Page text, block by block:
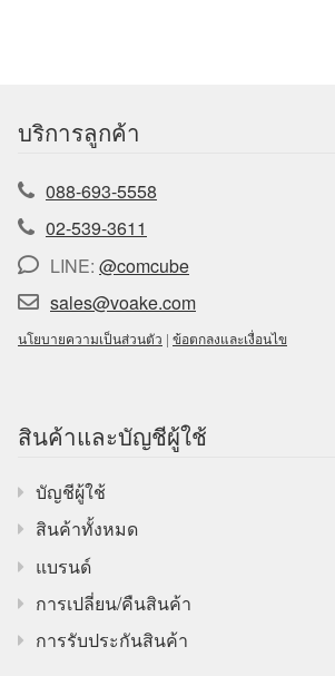
บริการลูกค้า
088-693-5558
02-539-3611
LINE: @comcube
sales@voake.com
นโยบายความเป็นส่วนตัว | ข้อตกลงและเงื่อนไข
สินค้าและบัญชีผู้ใช้
บัญชีผู้ใช้
สินค้าทั้งหมด
แบรนด์
การเปลี่ยน/คืนสินค้า
การรับประกันสินค้า